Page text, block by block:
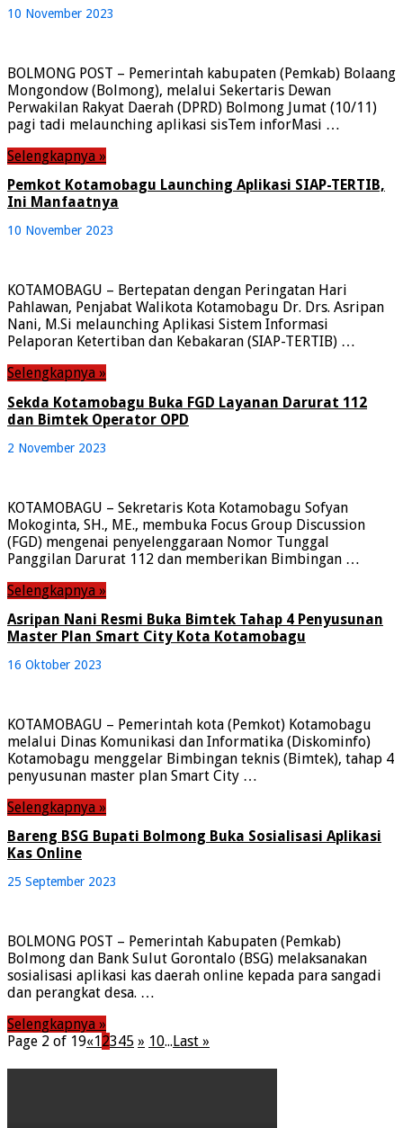
10 November 2023
BOLMONG POST – Pemerintah kabupaten (Pemkab) Bolaang
Mongondow (Bolmong), melalui Sekertaris Dewan
Perwakilan Rakyat Daerah (DPRD) Bolmong Jumat (10/11)
pagi tadi melaunching aplikasi sisTem inforMasi …
Selengkapnya »
Pemkot Kotamobagu Launching Aplikasi SIAP-TERTIB,
Ini Manfaatnya
10 November 2023
KOTAMOBAGU – Bertepatan dengan Peringatan Hari
Pahlawan, Penjabat Walikota Kotamobagu Dr. Drs. Asripan
Nani, M.Si melaunching Aplikasi Sistem Informasi
Pelaporan Ketertiban dan Kebakaran (SIAP-TERTIB) …
Selengkapnya »
Sekda Kotamobagu Buka FGD Layanan Darurat 112
dan Bimtek Operator OPD
2 November 2023
KOTAMOBAGU – Sekretaris Kota Kotamobagu Sofyan
Mokoginta, SH., ME., membuka Focus Group Discussion
(FGD) mengenai penyelenggaraan Nomor Tunggal
Panggilan Darurat 112 dan memberikan Bimbingan …
Selengkapnya »
Asripan Nani Resmi Buka Bimtek Tahap 4 Penyusunan
Master Plan Smart City Kota Kotamobagu
16 Oktober 2023
KOTAMOBAGU – Pemerintah kota (Pemkot) Kotamobagu
melalui Dinas Komunikasi dan Informatika (Diskominfo)
Kotamobagu menggelar Bimbingan teknis (Bimtek), tahap 4
penyusunan master plan Smart City …
Selengkapnya »
Bareng BSG Bupati Bolmong Buka Sosialisasi Aplikasi
Kas Online
25 September 2023
BOLMONG POST – Pemerintah Kabupaten (Pemkab)
Bolmong dan Bank Sulut Gorontalo (BSG) melaksanakan
sosialisasi aplikasi kas daerah online kepada para sangadi
dan perangkat desa. …
Selengkapnya »
Page 2 of 19«12345 » 10...Last »